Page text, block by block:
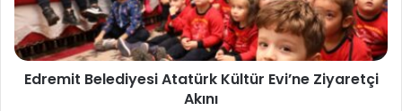
Edremit Belediyesi Atatürk Kültür Evi’ne Ziyaretçi
Akını